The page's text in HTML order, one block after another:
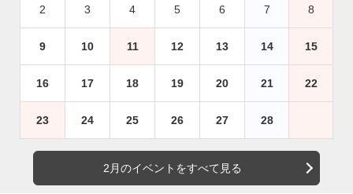
2 3 4 5 6 7 8
9 10 11 12 13 14 15
16 17 18 19 20 21 22
23 24 25 26 27 28
2月のイベントをすべて見る